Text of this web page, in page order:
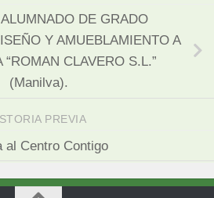
DE GRADO
Y AMUEBLAMIENTO A
“ROMAN CLAVERO S.L.”
(Manilva).
PREVIA
al Centro Contigo